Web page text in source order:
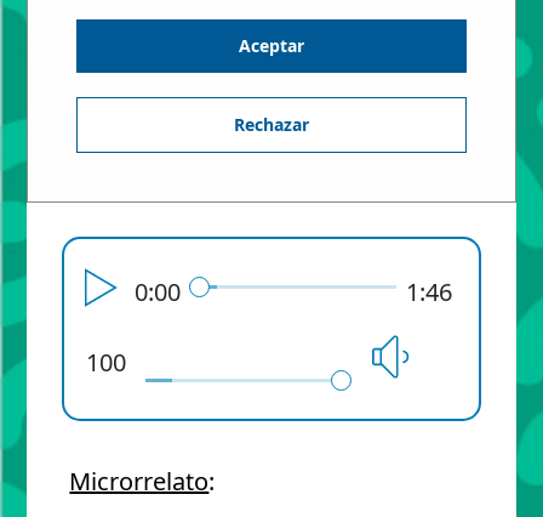
Profesor: Rocío
Martínez Sánchez
2º BACHILLERATO - Aula: 2 B
0:00 1:46
100
Microrrelato:
Aceptar
Rechazar